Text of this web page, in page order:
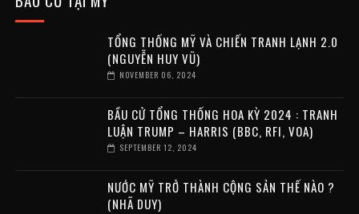
TỔNG THỐNG MỸ VÀ CHIẾN TRANH LẠNH 2.0
(NGUYỄN HUY VŨ)
NOVEMBER 06, 2024
BẦU CỬ TỔNG THỐNG HOA KỲ 2024 : TRANH
LUẬN TRUMP – HARRIS (BBC, RFI, VOA)
SEPTEMBER 12, 2024
NƯỚC MỸ TRỞ THÀNH CỘNG SẢN THẾ NÀO ?
(NHÃ DUY)